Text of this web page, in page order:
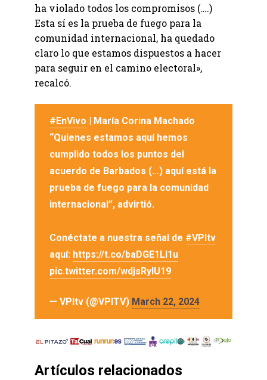
ha violado todos los compromisos (….)
Esta sí es la prueba de fuego para la
comunidad internacional, ha quedado
claro lo que estamos dispuestos a hacer
para seguir en el camino electoral»,
recalcó.
#EnVivo | María Corina Machado
“Quienes estamos aquí hemos
cumplido todos los puntos del
acuerdo de Barbados (…) aquí está la
prueba de fuego para la comunidad
internacional”, advirtió.
Conéctate a nuestra señal de #VPItv
aquí: https://t.co/baDGE1Ll1u
pic.twitter.com/wdjsRyIU19
— VPItv (@VPITV) March 22, 2024
Artículos relacionados